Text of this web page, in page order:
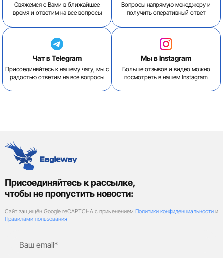
Свяжемся с Вами в ближайшее
время и ответим на все вопросы
Вопросы напрямую менеджеру и
получить оперативный ответ
Чат в Telegram
Присоединяйтесь к нашему чату, мы с
радостью ответим на все вопросы
Мы в Instagram
Больше отзывов и видео можно
посмотреть в нашем Instagram
Присоединяйтесь к рассылке,
чтобы не пропустить новости:
Сайт защищён Google reCAPTCHA с применением Политики конфиденциальности и
Правилами пользования